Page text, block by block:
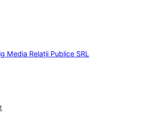
Media Relații Publice SRL